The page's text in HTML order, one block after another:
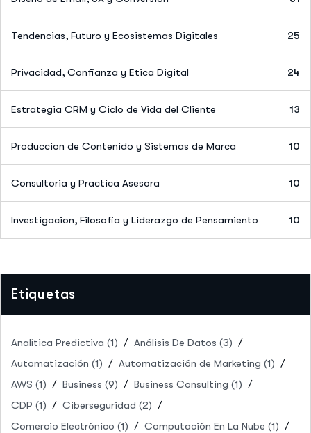
Tendencias, Futuro y Ecosistemas Digitales 25
Privacidad, Confianza y Etica Digital 24
Estrategia CRM y Ciclo de Vida del Cliente 13
Produccion de Contenido y Sistemas de Marca 10
Consultoria y Practica Asesora 10
Investigacion, Filosofia y Liderazgo de Pensamiento 10
Etiquetas
Analítica Predictiva (1) Análisis De Datos (3)
Automatización (1) Automatización de Marketing (1)
AWS (1) Business (9) Business Consulting (1)
CDP (1) Ciberseguridad (2)
Comercio Electrónico (1) Computación En La Nube (1)